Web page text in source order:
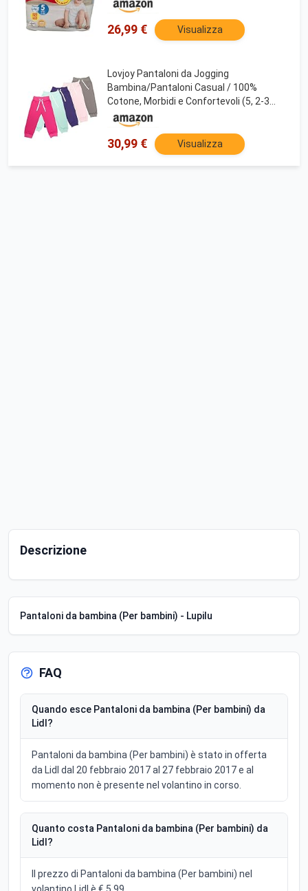
26,99 € Visualizza
Lovjoy Pantaloni da Jogging
Bambina/Pantaloni Casual / 100%
Cotone, Morbidi e Confortevoli (5, 2-3
Anni)
30,99 € Visualizza
Descrizione
Pantaloni da bambina (Per bambini) - Lupilu
FAQ
Quando esce Pantaloni da bambina (Per bambini) da
Lidl?
Pantaloni da bambina (Per bambini) è stato in offerta
da Lidl dal 20 febbraio 2017 al 27 febbraio 2017 e al
momento non è presente nel volantino in corso.
Quanto costa Pantaloni da bambina (Per bambini) da
Lidl?
Il prezzo di Pantaloni da bambina (Per bambini) nel
volantino Lidl è € 5,99.